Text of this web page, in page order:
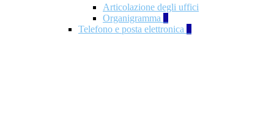
Articolazione degli uffici
Organigramma 1
Telefono e posta elettronica 1